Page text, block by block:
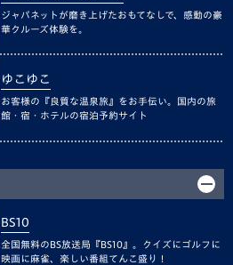
ジャパネットが磨き上げたおもてなしで、感動の豪
華クルーズ体験を。
ゆこゆこ
お客様の『良質な温泉旅』をお手伝い。国内の旅
館・宿・ホテルの宿泊予約サイト
BS10
全国無料のBS放送局『BS10』。クイズにゴルフに
映画に麻雀、楽しい番組てんこ盛り！